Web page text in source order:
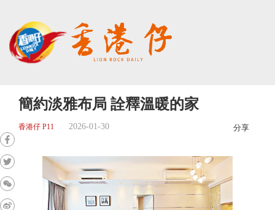
簡約淡雅布局 詮釋溫暖的家
香港仔 P11 2026-01-30 分享